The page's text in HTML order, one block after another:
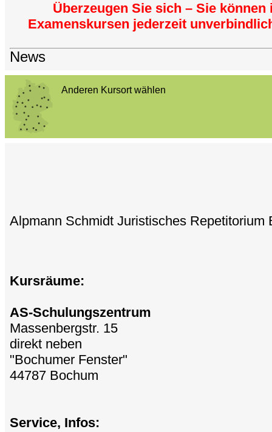
Überzeugen Sie sich – Sie können
Examenskursen jederzeit
News
Anderen Kursort wählen
Alpmann Schmidt Juristisches Repetitorium
Kursräume:
AS-Schulungszentrum
Massenbergstr. 15
direkt neben
"Bochumer Fenster"
44787 Bochum
Service, Infos: